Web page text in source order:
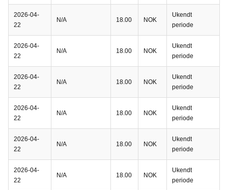
2026-04-
22
N/A 18.00 NOK
Ukendt
periode
2026-04-
22
N/A 18.00 NOK
Ukendt
periode
2026-04-
22
N/A 18.00 NOK
Ukendt
periode
2026-04-
22
N/A 18.00 NOK
Ukendt
periode
2026-04-
22
N/A 18.00 NOK
Ukendt
periode
2026-04-
22
N/A 18.00 NOK
Ukendt
periode